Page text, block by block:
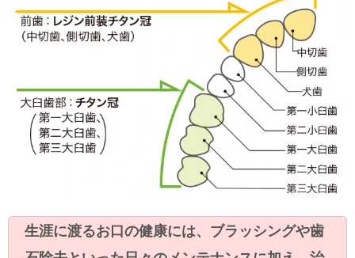
生涯に渡るお口の健康には、ブラッシングや歯